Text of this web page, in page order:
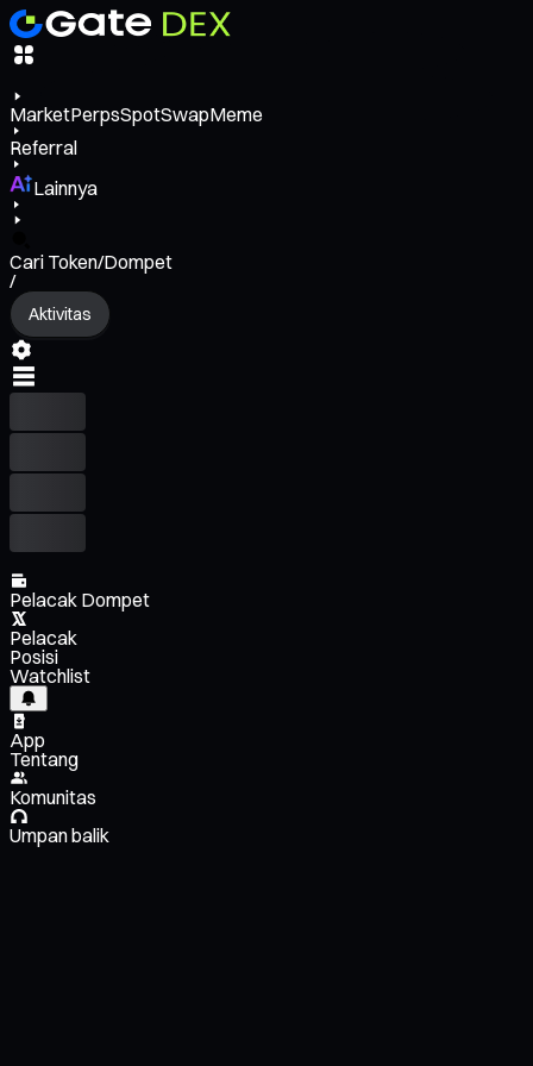
MarketPerpsSpotSwapMeme
Referral
Lainnya
Cari Token/Dompet
/
Aktivitas
Pelacak Dompet
Pelacak
Posisi
Watchlist
App
Tentang
Komunitas
Umpan balik